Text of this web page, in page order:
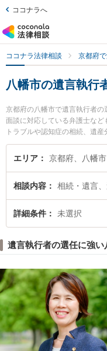
ココナラへ
ココナラ法律相談 京都府
八幡市の遺言執行
京都府の八幡市で遺言執行者
面談に対応している弁護士な
トラブルや認知症の相続、遺
利です。特にルーク法律事務
費用、強みなどが注目されて
執行者の選任を法律相談でき
困りの相談者さんにおすすめで
エリア 京都府、八幡市
相談内容 相続・遺言
詳細条件 未選択
遺言執行者の選任に強